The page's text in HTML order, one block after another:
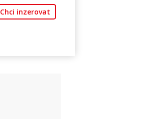
Chci inzerovat